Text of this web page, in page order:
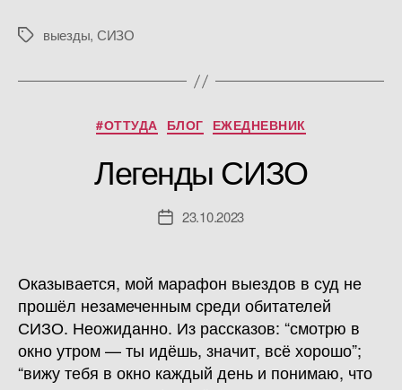
Меткивыезды, СИЗО
Рубрики
#ОТТУДА БЛОГ ЕЖЕДНЕВНИК
Легенды СИЗО
Дата23.10.2023
Оказывается, мой марафон выездов в суд не
прошёл незамеченным среди обитателей
СИЗО. Неожиданно. Из рассказов: “смотрю в
окно утром — ты идёшь, значит, всё хорошо”;
“вижу тебя в окно каждый день и понимаю, что